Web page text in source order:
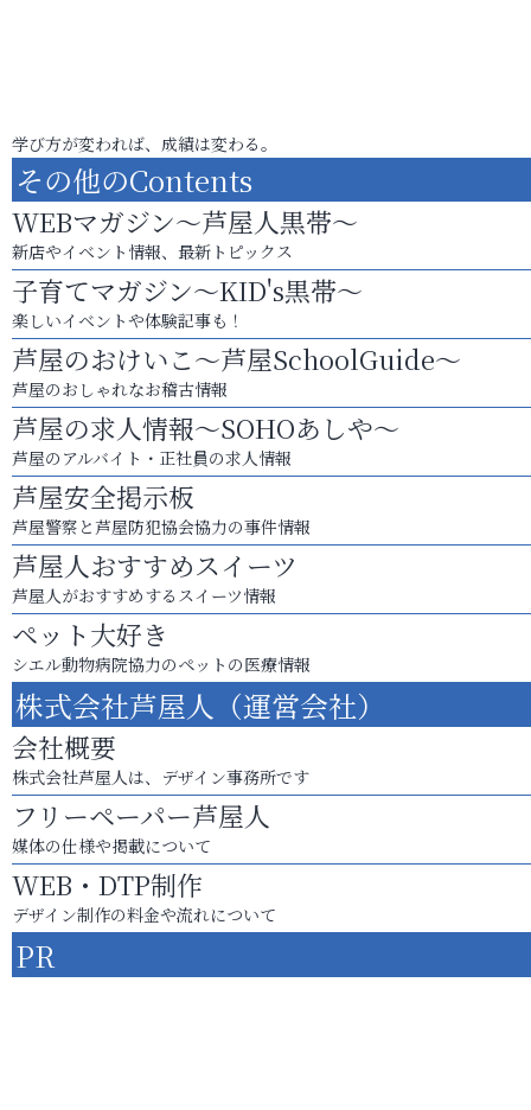
学び方が変われば、成績は変わる。
その他のContents
WEBマガジン～芦屋人黒帯～
新店やイベント情報、最新トピックス
子育てマガジン～KID's黒帯～
楽しいイベントや体験記事も！
芦屋のおけいこ～芦屋SchoolGuide～
芦屋のおしゃれなお稽古情報
芦屋の求人情報～SOHOあしや～
芦屋のアルバイト・正社員の求人情報
芦屋安全掲示板
芦屋警察と芦屋防犯協会協力の事件情報
芦屋人おすすめスイーツ
芦屋人がおすすめするスイーツ情報
ペット大好き
シエル動物病院協力のペットの医療情報
株式会社芦屋人（運営会社）
会社概要
株式会社芦屋人は、デザイン事務所です
フリーペーパー芦屋人
媒体の仕様や掲載について
WEB・DTP制作
デザイン制作の料金や流れについて
PR